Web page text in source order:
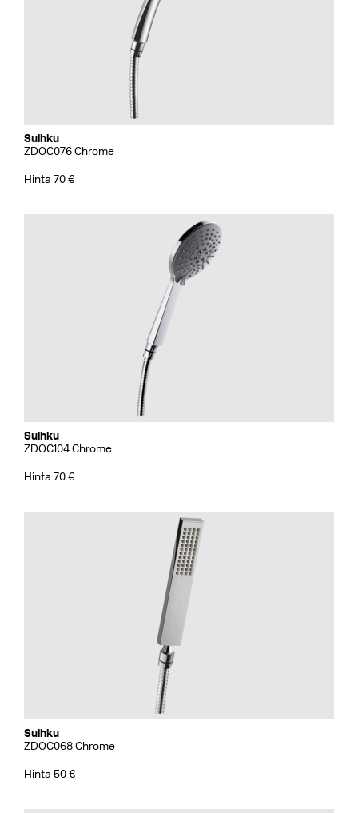
Suihku
ZDOC076 Chrome
Hinta 70 €
Suihku
ZDOC104 Chrome
Hinta 70 €
Suihku
ZDOC068 Chrome
Hinta 50 €